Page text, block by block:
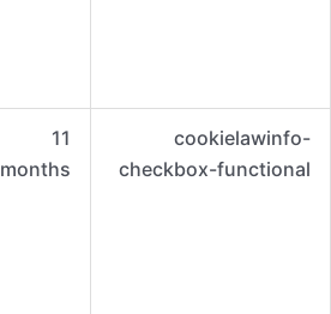
cookielawinfo-
checkbox-functional
11
months